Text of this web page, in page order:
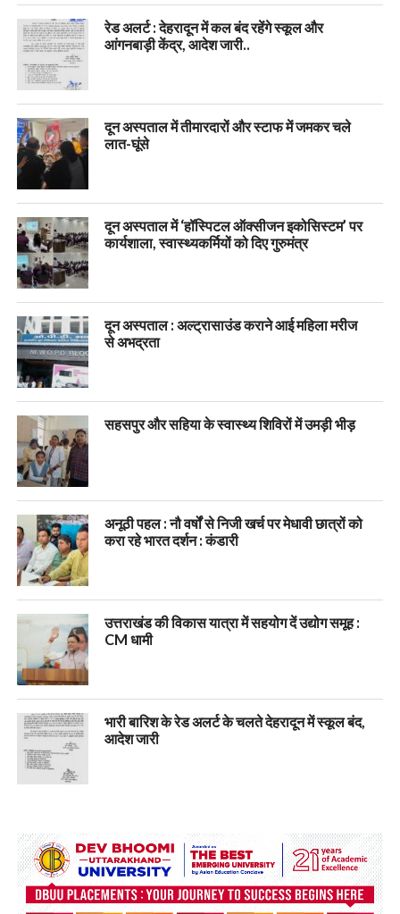
रेड अलर्ट : देहरादून में कल बंद रहेंगे स्कूल और
आंगनबाड़ी केंद्र, आदेश जारी..
दून अस्पताल में तीमारदारों और स्टाफ में जमकर चले
लात-घूंसे
दून अस्पताल में ‘हॉस्पिटल ऑक्सीजन इकोसिस्टम’ पर
कार्यशाला, स्वास्थ्यकर्मियों को दिए गुरुमंत्र
दून अस्पताल : अल्ट्रासाउंड कराने आई महिला मरीज
से अभद्रता
सहसपुर और सहिया के स्वास्थ्य शिविरों में उमड़ी भीड़
अनूठी पहल : नौ वर्षों से निजी खर्च पर मेधावी छात्रों को
करा रहे भारत दर्शन : कंडारी
उत्तराखंड की विकास यात्रा में सहयोग दें उद्योग समूह :
CM धामी
भारी बारिश के रेड अलर्ट के चलते देहरादून में स्कूल बंद,
आदेश जारी